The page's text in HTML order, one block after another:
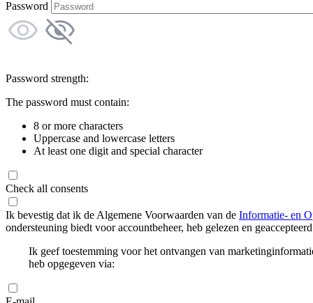
Password
Password strength:
The password must contain:
8 or more characters
Uppercase and lowercase letters
At least one digit and special character
Check all consents
Ik bevestig dat ik de Algemene Voorwaarden van de Informatie- en
ondersteuning biedt voor accountbeheer, heb gelezen en
Ik geef toestemming voor het ontvangen van
heb opgegeven via: